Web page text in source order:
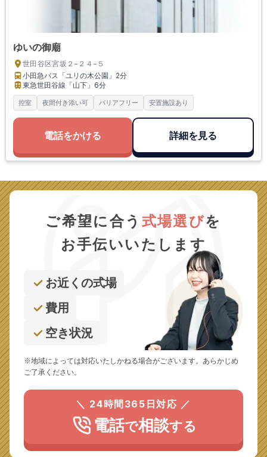
ゆいの御廟
世田谷区宮坂２−２４−５
小田急バス「ユリの木公園」 2分
東急世田谷線「山下」 6分
控室 夜間付き添い可 バリアフリー 安置施設あり
電話をかける 詳細を見る
ご希望に合う 式場選びを
お手伝いいたします
お近くの式場
費用
空き状況
※地域によっては対応いたしかねる場合がございます。あらかじめ
ご了承ください。
＼ 24時間365日対応 ／
電話で相談する